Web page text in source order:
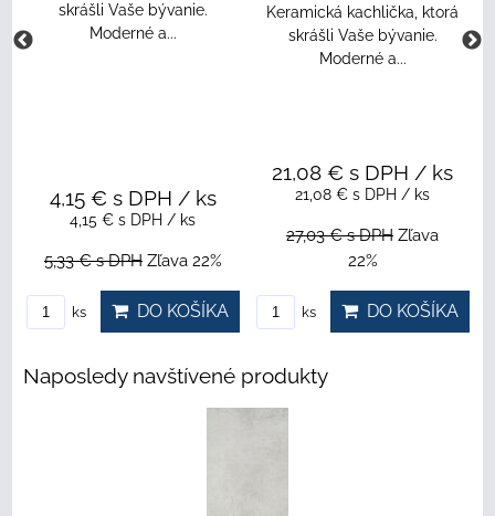
skrášli Vaše bývanie.
Moderné a...
4,15 € s DPH / ks
4,15 € s DPH / ks
5,33 €s DPH Zľava 22%
ks DO KOŠÍKA
Keramická kachlička, ktorá
skrášli Vaše bývanie.
Moderné a...
21,08 € s DPH / ks
21,08 € s DPH / ks
27,03 €s DPH Zľava
22%
ks DO KOŠÍKA
Naposledy navštívené produkty